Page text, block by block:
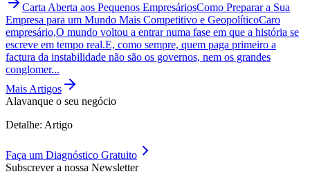
Carta Aberta aos Pequenos EmpresáriosComo Preparar a Sua
Empresa para um Mundo Mais Competitivo e GeopolíticoCaro
empresário,O mundo voltou a entrar numa fase em que a história se
escreve em tempo real.E, como sempre, quem paga primeiro a
factura da instabilidade não são os governos, nem os grandes
conglomer...
Mais Artigos
Alavanque o seu negócio
Detalhe: Artigo
Faça um Diagnóstico Gratuito
Subscrever a nossa Newsletter